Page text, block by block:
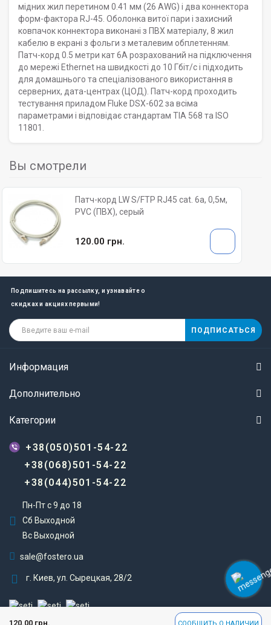
120.00 грн. СООБЩИТЬ О НАЛИЧИИ
мідних жил перетином 0.41 мм (26 AWG) і два коннектора
форм-фактора RJ-45. Оболонка витої пари і захисний
ковпачок коннектора виконані з ПВХ матеріалу, 8 жил
кабелю в екрані з фольги з металевим обплетенням.
Патч-корд 0.5 метри кат 6А розрахований на підключення
до мережі Ethernet на швидкості до 10 Гбіт/с і підходить
для домашнього та спеціалізованого використання в
серверних, дата-центрах (ЦОД). Патч-корд проходить
тестування приладом Fluke DSX-602 за всіма
параметрами і відповідає стандартам TIA 568 та ISO
11801.
Вы смотрели
Патч-корд LW S/FTP RJ45 cat. 6a, 0,5м,
PVC (ПВХ), серый
120.00 грн.
Подпишитесь на рассылку, и узнавайте о
скидках и акциях первыми!
ПОДПИСАТЬСЯ
Информация
Дополнительно
Категории
+38(050)501-54-22
+38(068)501-54-22
+38(044)501-54-22
Пн-Пт с 9 до 18
Сб Выходной
Вс Выходной
sale@fostero.ua
г. Киев, ул. Сырецкая, 28/2
Fostero © 2023